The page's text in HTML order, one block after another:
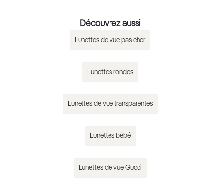
Découvrez aussi
Lunettes de vue pas cher
Lunettes rondes
Lunettes de vue transparentes
Lunettes bébé
Lunettes de vue Gucci